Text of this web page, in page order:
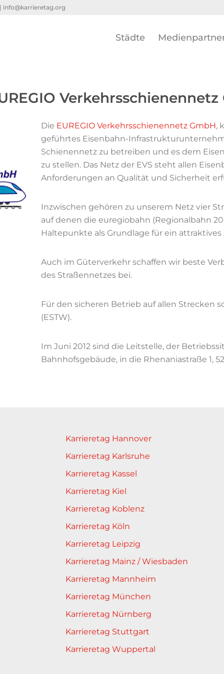
info@karrieretag.org
Städte
Verkehrsschienennetz
Die EUREGIO Verkehrsschienennetz GmbH,
geführtes Eisenbahn-
Schienennetz zu betreiben und es dem
zu stellen. Das Netz der EVS steht allen
Anforderungen an Qualität und Sicherheit
Inzwischen gehören zu unserem Netz vier
auf denen die euregiobahn (Regionalbahn
Haltepunkte als Grundlage für ein
Auch im Güterverkehr schaffen wir beste
des Straßennetzes bei.
Für den sicheren Betrieb auf allen Strecken
(ESTW).
Im Juni 2012 sind die Leitstelle, der
Bahnhofsgebäude, in die Rhenaniastraße 1,
Karrieretag Hannover
Karrieretag Karlsruhe
Karrieretag Kassel
Karrieretag Kiel
Karrieretag Koblenz
Karrieretag Köln
Karrieretag Leipzig
Karrieretag Mainz / Wiesbaden
Karrieretag Mannheim
Karrieretag München
Karrieretag Nürnberg
Karrieretag Stuttgart
Karrieretag Wuppertal